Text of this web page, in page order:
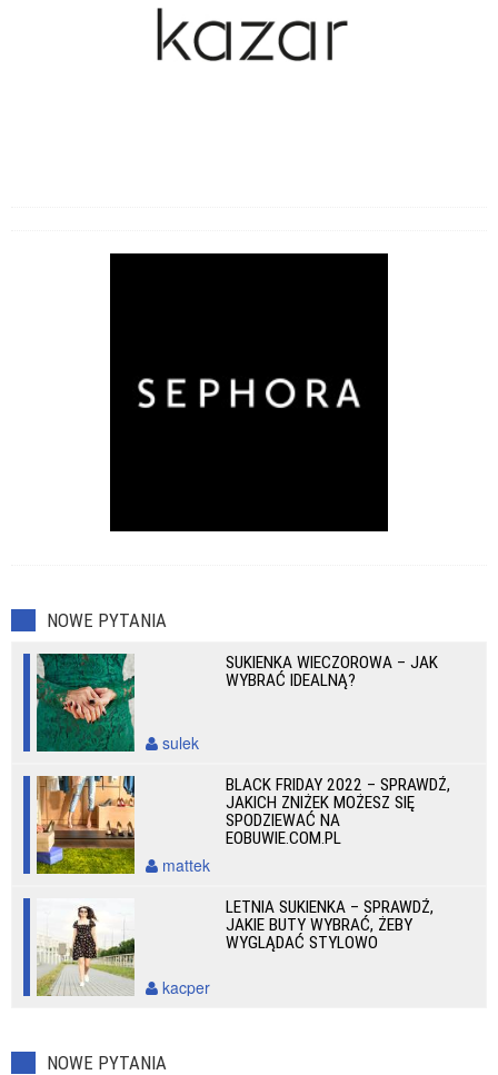
NOWE PYTANIA
SUKIENKA WIECZOROWA – JAK
WYBRAĆ IDEALNĄ?
sulek
BLACK FRIDAY 2022 – SPRAWDŹ,
JAKICH ZNIŻEK MOŻESZ SIĘ
SPODZIEWAĆ NA
EOBUWIE.COM.PL
mattek
LETNIA SUKIENKA – SPRAWDŹ,
JAKIE BUTY WYBRAĆ, ŻEBY
WYGLĄDAĆ STYLOWO
kacper
NOWE PYTANIA